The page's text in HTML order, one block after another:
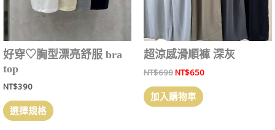
好穿‎♡胸型漂亮舒服 bra
top
NT$390
選擇規格
超涼感滑順褲 深灰
NT$690NT$650
加入購物車